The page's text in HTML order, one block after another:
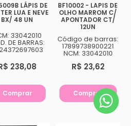
LÁPIS DE
LUA E NEVE
BX/ 48 UN
33042010
DE BARRAS:
238,08
Comprar
BF10002 - LAPIS DE
OLHO MARROM C/
APONTADOR CT/
12UN
Código de barras:
17899738900221
NCM: 33042010
R$ 23,62
Comprar